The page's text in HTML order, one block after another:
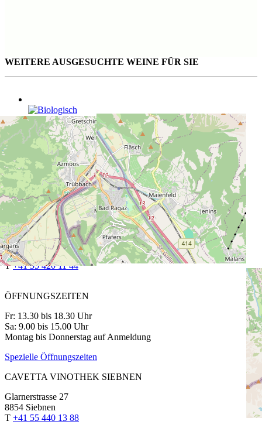
WEITERE AUSGESUCHTE WEINE FÜR SIE
Derthona
75 cl | CHF 28.50
Ape Reale
75 cl | CHF 15.50
Masseto
150 cl | CHF 1'695.00
CAVETTA VINOTHEK PFÄFFIKON
Churerstrasse 64
8808 Pfäffikon SZ
T+41 55 420 11 44
ÖFFNUNGSZEITEN
Fr: 13.30 bis 18.30 Uhr
Sa: 9.00 bis 15.00 Uhr
Montag bis Donnerstag auf Anmeldung
Spezielle Öffnungszeiten
CAVETTA VINOTHEK SIEBNEN
Glarnerstrasse 27
8854 Siebnen
T +41 55 440 13 88